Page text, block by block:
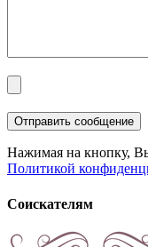
Нажимая на кнопку,
Политикой
Соискателям